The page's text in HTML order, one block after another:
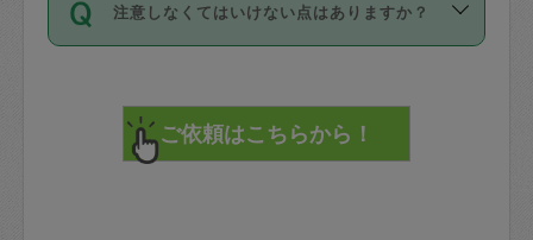
詳細FAQ：
損害賠償保険について教えて
72時間を超える※と、以下のキャンセル
料が発生します。
直前キャンセル料：
72時間前〜24時間前＝依頼料金の50%
まず、条件の合う気になるタスカジさ
みてください。
その後、一番気に入ったタスカジさんに
が必要です。数回の依頼ののち、タスカ
ジさんと依頼者の間で十分な信頼関係が
てください。
不在時に部屋に入るためにタスカジさん
注意しなくてはいけない点はありますか？
で、必ず鍵のかかるロッカーや金庫に入
れて依頼者の責任の元管理するよう心掛
けてください。